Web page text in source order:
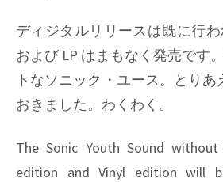
ディジタルリリースは既に行
および LP はまもなく発売です
トなソニック・ユース。とりあ
おきました。わくわく。
The Sonic Youth Sound
edition and Vinyl edition will